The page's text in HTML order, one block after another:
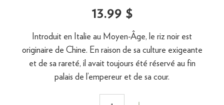
13.99 $
Introduit en Italie au Moyen-Âge, le riz noir est
originaire de Chine. En raison de sa culture exigeante
et de sa rareté, il avait toujours été réservé au fin
palais de l’empereur et de sa cour.